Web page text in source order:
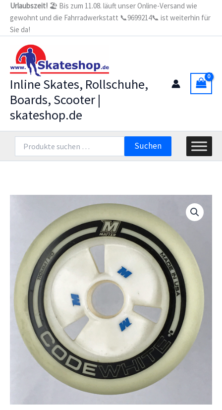
Zum
Inhalt
springen
Urlaubszeit! 🏖️ Bis zum 11.08. läuft unser Online-Versand wie
gewohnt und die Fahrradwerkstatt 📞9699214📞 ist weiterhin für
Sie da!
Inline Skates, Rollschuhe,
Boards, Scooter |
skateshop.de
nach:
Suchen
Code
White
F0
(Stück)
Rolle
Restbestand
Menge